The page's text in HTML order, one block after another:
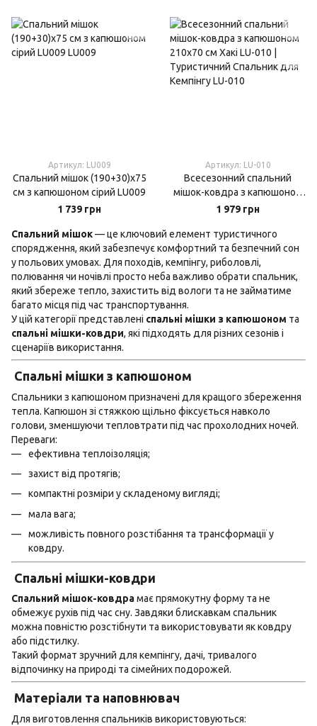
Артикул: LU009
Спальний мішок (190+30)х75
см з капюшоном сірий LU009
1 739 грн
Артикул: LU-010
Всесезонний спальний
мішок-ковдра з капюшоном
210х70 см Хакі LU-010 |
Кемпінгу
1 979 грн
Спальний мішок— це ключовий елемент туристичного
спорядження, який забезпечує комфортний та безпечний сон
у польових умовах. Для походів, кемпінгу, риболовлі,
полювання чи ночівлі просто неба важливо обрати спальник,
який збереже тепло, захистить від вологи та не займатиме
багато місця під час транспортування.
У цій категорії представлені спальні мішки з капюшоном та
спальні мішки-ковдри, які підходять для різних сезонів і
сценаріїв використання.
Спальні мішки з капюшоном
Спальники з капюшоном призначені для кращого збереження
тепла. Капюшон зі стяжкою щільно фіксується навколо
голови, зменшуючи тепловтрати під час прохолодних ночей.
Переваги:
ефективна теплоізоляція;
захист від протягів;
компактні розміри у складеному вигляді;
мала вага;
можливість повного розстібання та трансформації у
ковдру.
Спальні мішки-ковдри
Спальний мішок-ковдрамає прямокутну форму та не
обмежує рухів під час сну. Завдяки блискавкам спальник
можна повністю розстібнути та використовувати як ковдру
або підстилку.
Такий формат зручний для кемпінгу, дачі, тривалого
відпочинку на природі та сімейних подорожей.
Матеріали та наповнювач
Для виготовлення спальників використовуються: